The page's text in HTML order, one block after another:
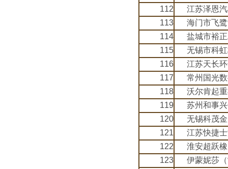
112
江苏泽恩
113
海门市飞
114
盐城市裕
115
无锡市科
116
江苏天长
117
常州国光
118
沃尔肯起
119
苏州和事
120
无锡科茂
121
江苏快捷
122
淮安超跃
123
伊蒙妮莎